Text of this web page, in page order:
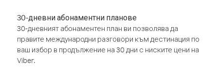
30-дневни абонаментни планове
30-дневният абонаментен план ви позволява да
правите международни разговори към дестинация по
ваш избор в продължение на 30 дни с ниските цени на
Viber.